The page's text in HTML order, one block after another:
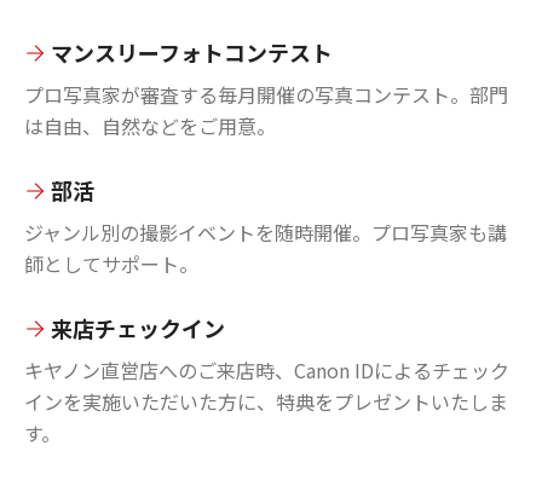
マンスリーフォトコンテスト
プロ写真家が審査する毎月開催の写真コンテスト。部門
は自由、自然などをご用意。
部活
ジャンル別の撮影イベントを随時開催。プロ写真家も講
師としてサポート。
来店チェックイン
キヤノン直営店へのご来店時、Canon IDによるチェック
インを実施いただいた方に、特典をプレゼントいたしま
す。